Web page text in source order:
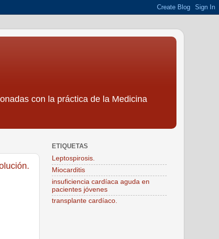
con la práctica de la Medicina
ETIQUETAS
Leptospirosis.
Miocarditis
insuficiencia cardíaca aguda en
pacientes jóvenes
transplante cardíaco.